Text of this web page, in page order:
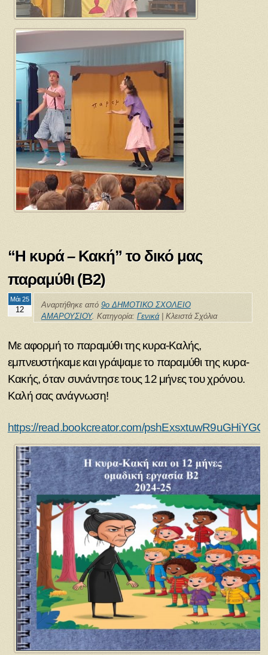
“Η κυρά – Κακή” το δικό μας
παραμύθι (Β2)
Μάι 25
12
Αναρτήθηκε από 9ο ΔΗΜΟΤΙΚΟ ΣΧΟΛΕΙΟ
ΑΜΑΡΟΥΣΙΟΥ. Κατηγορία: Γενικά| Κλειστά Σχόλια
Με αφορμή το παραμύθι της κυρα-Καλής,
εμπνευστήκαμε και γράψαμε το παραμύθι της κυρα-
Κακής, όταν συνάντησε τους 12 μήνες του χρόνου.
Καλή σας ανάγνωση!
https://read.bookcreator.com/